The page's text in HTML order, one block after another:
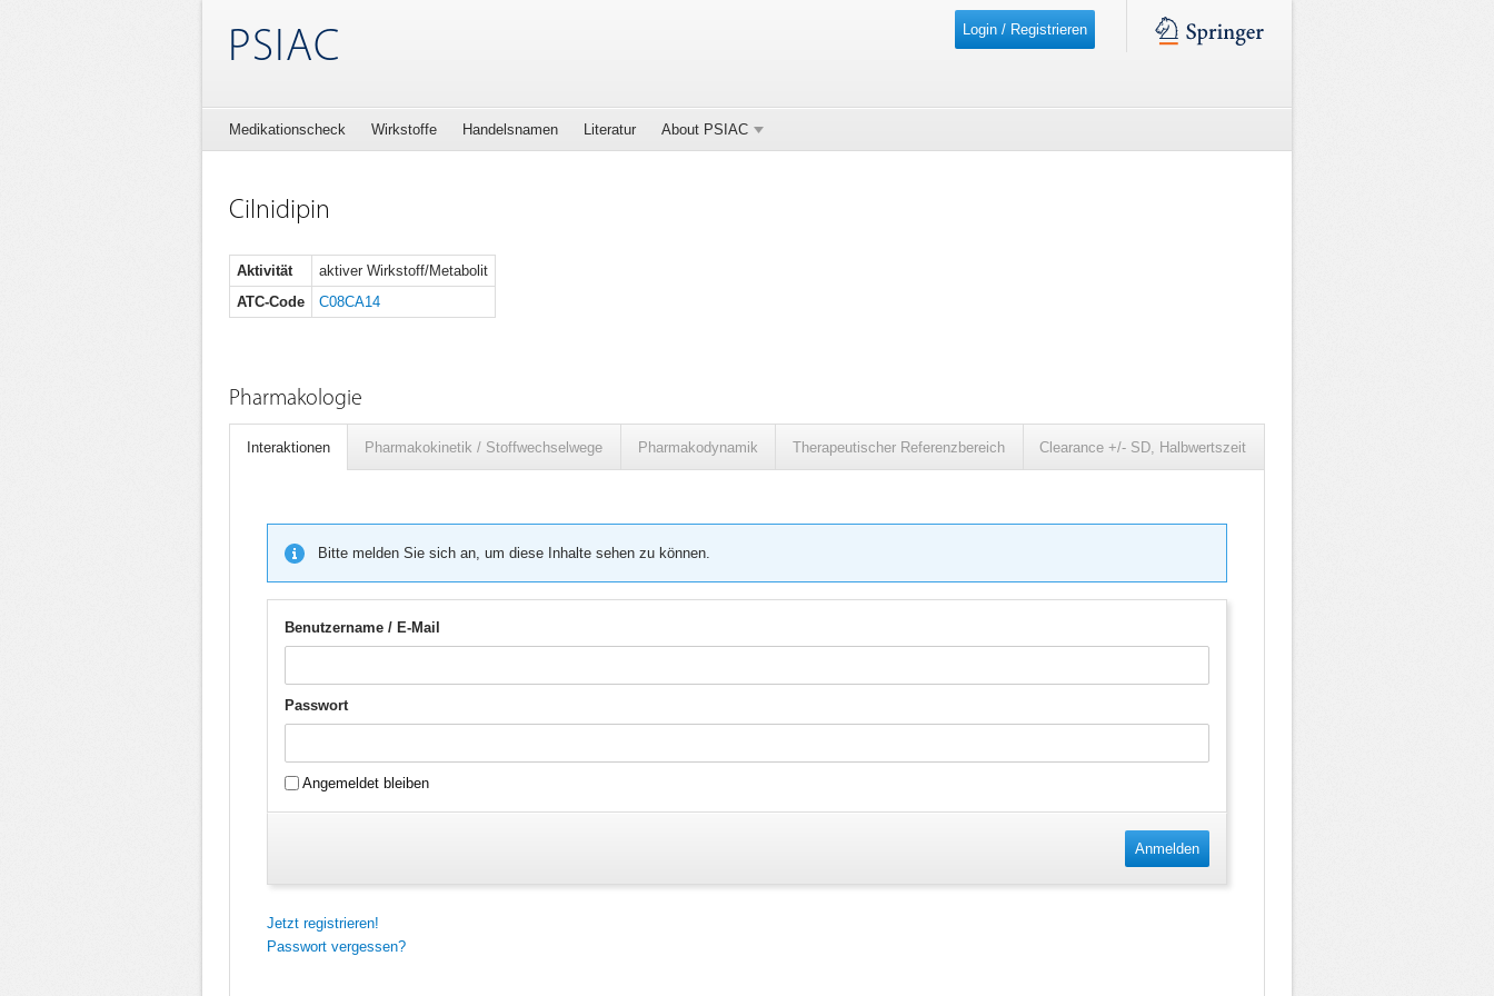
PSIAC
Medikationscheck Wirkstoffe Handelsnamen Literatur About PSIAC
Login / Registrieren
Cilnidipin
Aktivität
aktiver Wirkstoff/Metabolit
ATC-Code
C08CA14
Pharmakologie
Interaktionen Pharmakokinetik / Stoffwechselwege Pharmakodynamik Therapeutischer Referenzbereich Clearance +/- SD, Halbwertszeit
Bitte melden Sie sich an, um diese Inhalte sehen zu können.
Benutzername / E-Mail
Passwort
Angemeldet bleiben
Anmelden
Jetzt registrieren!
Passwort vergessen?